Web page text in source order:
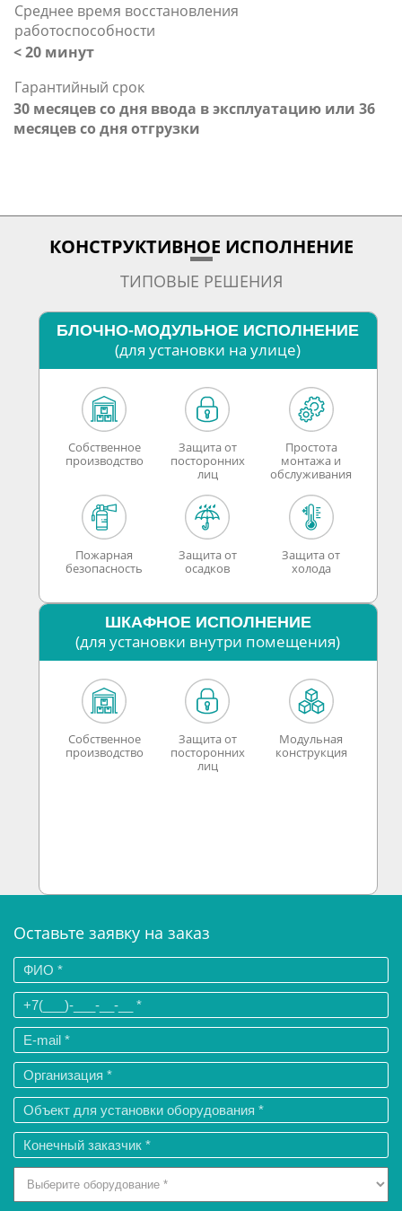
Среднее время восстановления
работоспособности
< 20 минут
Гарантийный срок
30 месяцев со дня ввода в эксплуатацию или 36
месяцев со дня отгрузки
КОНСТРУКТИВНОЕ ИСПОЛНЕНИЕ
ТИПОВЫЕ РЕШЕНИЯ
БЛОЧНО-МОДУЛЬНОЕ ИСПОЛНЕНИЕ
(для установки на улице)
Собственное
производство
Защита от
посторонних
лиц
Простота
монтажа и
обслуживания
Пожарная
безопасность
Защита от
осадков
Защита от
холода
ШКАФНОЕ ИСПОЛНЕНИЕ
(для установки внутри помещения)
Собственное
производство
Защита от
посторонних
лиц
Модульная
конструкция
Оставьте заявку на заказ